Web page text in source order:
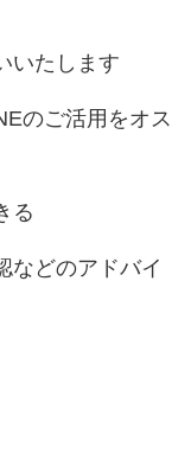
いたします
のご活用をオス
る
などのアドバイ